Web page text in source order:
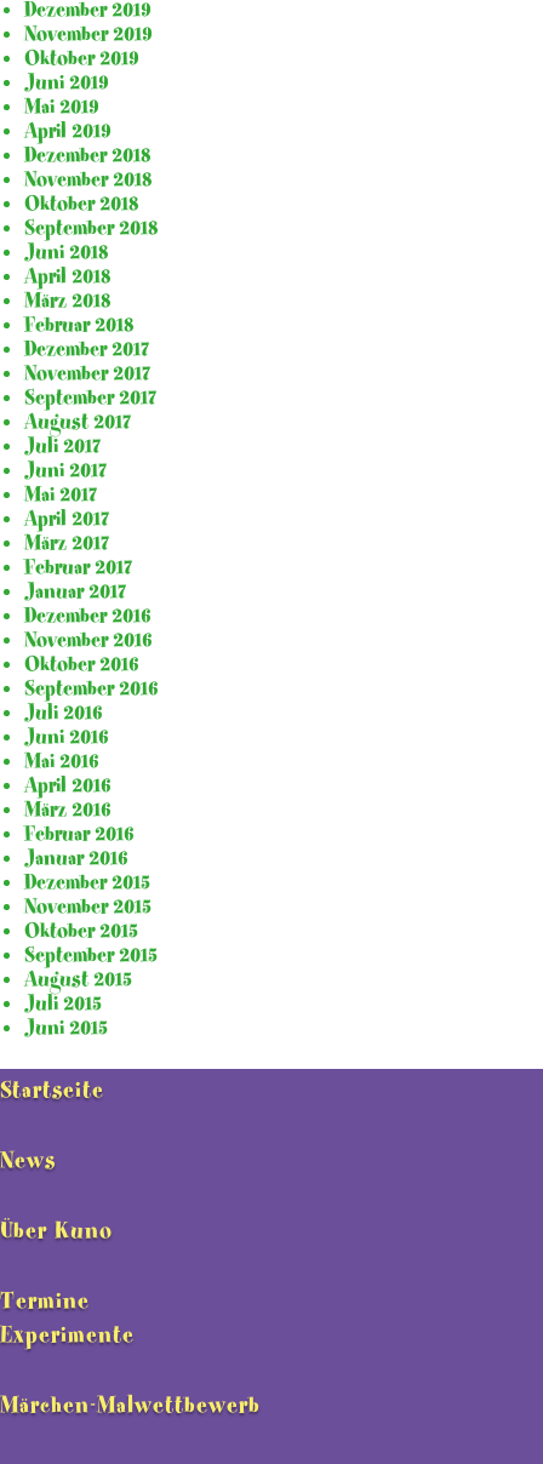
Dezember 2019
November 2019
Oktober 2019
Juni 2019
Mai 2019
April 2019
Dezember 2018
November 2018
Oktober 2018
September 2018
Juni 2018
April 2018
März 2018
Februar 2018
Dezember 2017
November 2017
September 2017
August 2017
Juli 2017
Juni 2017
Mai 2017
April 2017
März 2017
Februar 2017
Januar 2017
Dezember 2016
November 2016
Oktober 2016
September 2016
Juli 2016
Juni 2016
Mai 2016
April 2016
März 2016
Februar 2016
Januar 2016
Dezember 2015
November 2015
Oktober 2015
September 2015
August 2015
Juli 2015
Juni 2015
Startseite
News
Über Kuno
Termine
Experimente
Märchen-Malwettbewerb